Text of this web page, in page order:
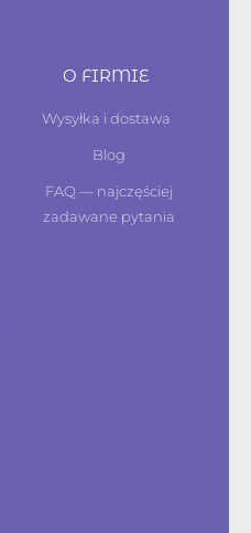
O FIRMIE
Wysyłka i dostawa
Blog
FAQ — najczęściej
zadawane pytania